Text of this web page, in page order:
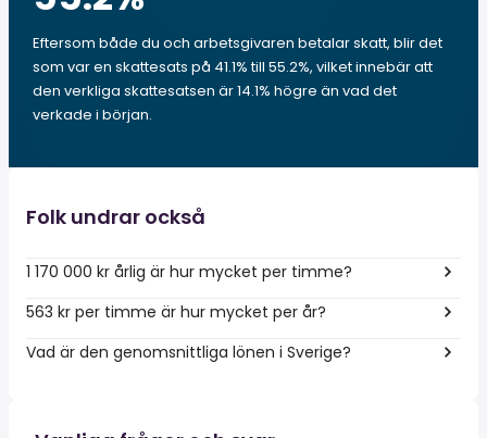
Eftersom både du och arbetsgivaren betalar skatt, blir det
som var en skattesats på 41.1% till 55.2%, vilket innebär att
den verkliga skattesatsen är 14.1% högre än vad det
verkade i början.
Folk undrar också
1 170 000 kr årlig är hur mycket per timme?
563 kr per timme är hur mycket per år?
Vad är den genomsnittliga lönen i Sverige?